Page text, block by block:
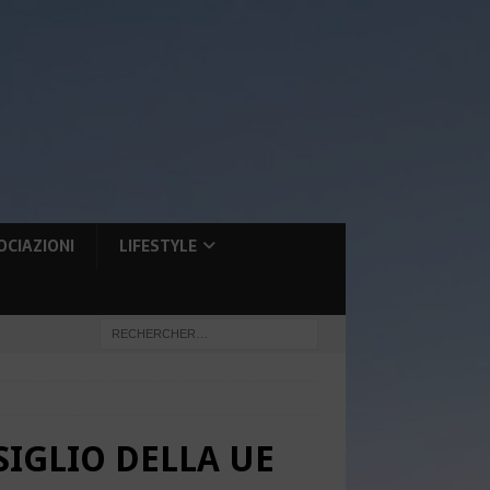
LIFESTYLE
DELLA UE